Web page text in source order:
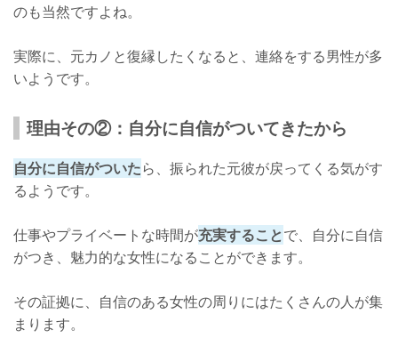
のも当然ですよね。
実際に、元カノと復縁したくなると、連絡をする男性が多
いようです。
理由その②：自分に自信がついてきたから
自分に自信がついたら、振られた元彼が戻ってくる気がす
るようです。
仕事やプライベートな時間が充実することで、自分に自信
がつき、魅力的な女性になることができます。
その証拠に、自信のある女性の周りにはたくさんの人が集
まります。